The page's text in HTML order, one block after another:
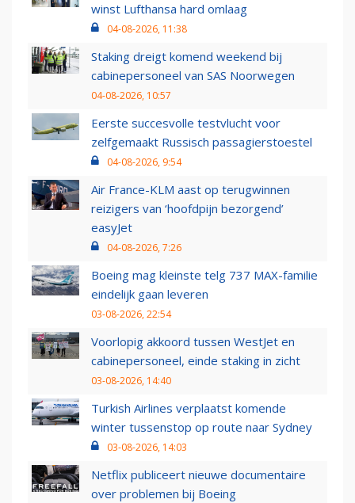
winst Lufthansa hard omlaag
04-08-2026, 11:38
Staking dreigt komend weekend bij
cabinepersoneel van SAS Noorwegen
04-08-2026, 10:57
Eerste succesvolle testvlucht voor
zelfgemaakt Russisch passagierstoestel
04-08-2026, 9:54
Air France-KLM aast op terugwinnen
reizigers van ‘hoofdpijn bezorgend’
easyJet
04-08-2026, 7:26
Boeing mag kleinste telg 737 MAX-familie
eindelijk gaan leveren
03-08-2026, 22:54
Voorlopig akkoord tussen WestJet en
cabinepersoneel, einde staking in zicht
03-08-2026, 14:40
Turkish Airlines verplaatst komende
winter tussenstop op route naar Sydney
03-08-2026, 14:03
Netflix publiceert nieuwe documentaire
over problemen bij Boeing